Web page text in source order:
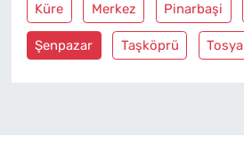
Küre Merkez Pinarbaşi
Şenpazar Taşköprü Tosya